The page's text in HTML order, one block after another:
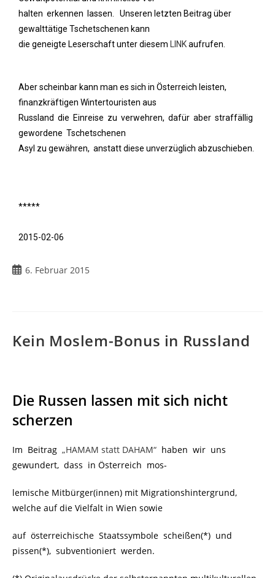
halten erkennen lassen. Unseren letzten Beitrag über
gewalttätige Tschetschenen kann
die geneigte Leserschaft unter diesem
LINKaufrufen.
Aber scheinbar kann man es sich in Österreich leisten,
finanzkräftigen Wintertouristen aus
Russland die Einreise zu verwehren, dafür aber straffällig
gewordene Tschetschenen
Asyl zu gewähren, anstatt diese unverzüglich abzuschieben.
*****
2015-02-06
6. Februar 2015
Kein Moslem-Bonus in Russland
Die Russen lassen mit sich nicht
scherzen
Im Beitrag „HAMAM statt DAHAM“ haben wir uns
gewundert, dass in Österreich mos-
lemische Mitbürger(innen) mit Migrationshintergrund,
welche auf die Vielfalt in Wien sowie
auf österreichische Staatssymbole scheißen(*) und
pissen(*), subventioniert werden.